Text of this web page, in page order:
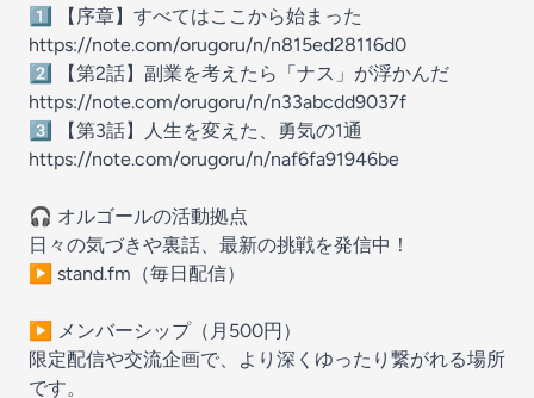
1️⃣ 【序章】すべてはここから始まった
https://note.com/orugoru/n/n815ed28116d0
2️⃣ 【第2話】副業を考えたら「ナス」が浮かんだ
https://note.com/orugoru/n/n33abcdd9037f
3️⃣ 【第3話】人生を変えた、勇気の1通
https://note.com/orugoru/n/naf6fa91946be
🎧 オルゴールの活動拠点
日々の気づきや裏話、最新の挑戦を発信中！
▶ stand.fm（毎日配信）
▶ メンバーシップ（月500円）
限定配信や交流企画で、より深くゆったり繋がれる場所
です。